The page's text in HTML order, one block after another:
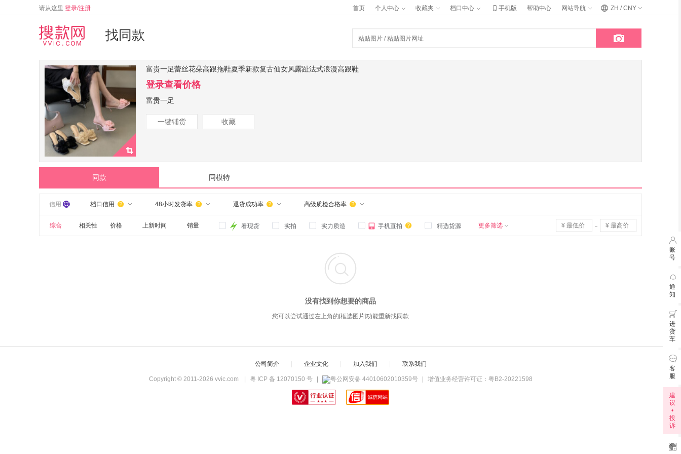
请从这里 登录/注册 首页 个人中心 收藏夹 档口中心  手机版 帮助中心 网站导航 ZH / CNY

账
号

通
知
7月

进
货
车

客
服
建
议
•
投
诉

找同款 
富贵一足蕾丝花朵高跟拖鞋夏季新款复古仙女风露趾法式浪漫高跟鞋
登录查看价格
富贵一足
一键铺货 收藏
同款 同模特
信用 档口信用  48小时发货率  退货成功率  高级质检合格率 
综合 相关性 价格 上新时间 销量 看现货 实拍 实力质造 手机直拍  精选货源 更多筛选

没有找到你想要的商品
您可以尝试通过左上角的[框选图片]功能重新找同款
公司简介 企业文化 加入我们 联系我们
Copyright © 2011-2026 vvic.com 粤 ICP 备 12070150 号 粤公网安备 44010602010359号 增值业务经营许可证：粤B2-20221598